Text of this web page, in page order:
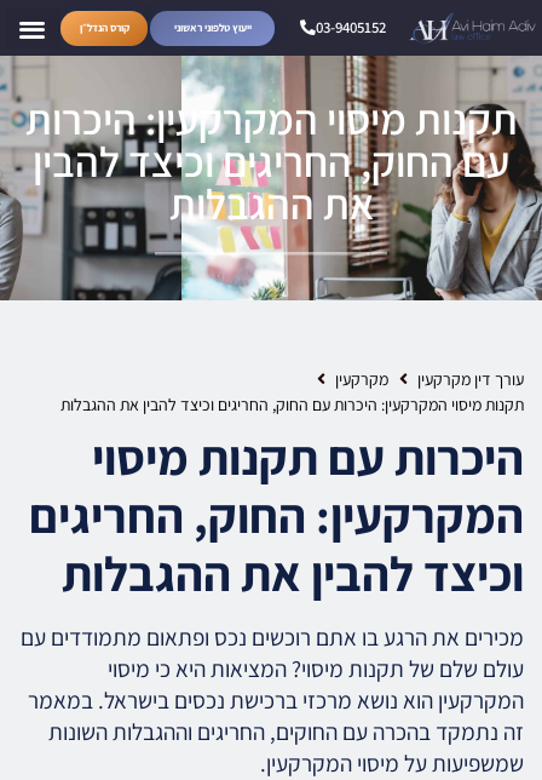
03-9405152 ייעוץ טלפוני ראשוני קורס הנדל״ן
תקנות מיסוי המקרקעין: היכרות
עם החוק, החריגים וכיצד להבין
את ההגבלות
עורך דין מקרקעין
מקרקעין
תקנות מיסוי המקרקעין: היכרות עם החוק, החריגים וכיצד להבין את ההגבלות
היכרות עם תקנות מיסוי
המקרקעין: החוק, החריגים
וכיצד להבין את ההגבלות
מכירים את הרגע בו אתם רוכשים נכס ופתאום מתמודדים עם
עולם שלם של תקנות מיסוי? המציאות היא כי מיסוי
המקרקעין הוא נושא מרכזי ברכישת נכסים בישראל. במאמר
זה נתמקד בהכרה עם החוקים, החריגים וההגבלות השונות
שמשפיעות על מיסוי המקרקעין.